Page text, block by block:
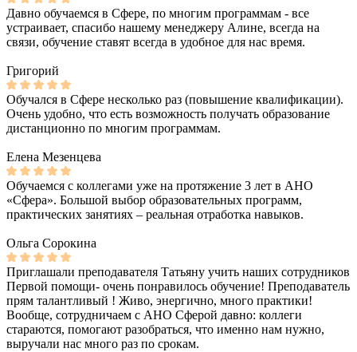
Давно обучаемся в Сфере, по многим программам - все
устраивает, спасибо нашему менеджеру Алине, всегда на
связи, обучение ставят всегда в удобное для нас время.
Григорий
Обучался в Сфере несколько раз (повышение квалификации).
Очень удобно, что есть возможность получать образование
дистанционно по многим программам.
Елена Мезенцева
Обучаемся с коллегами уже на протяжение 3 лет в АНО
«Сфера». Большой выбор образовательных программ,
практических занятиях – реальная отработка навыков.
Ольга Сорокина
Приглашали преподавателя Татьяну учить наших сотрудников
Первой помощи- очень понравилось обучение! Преподаватель
прям талантливый ! Живо, энергично, много практики!
Вообще, сотрудничаем с АНО Сферой давно: коллеги
стараются, помогают разобраться, что именно нам нужно,
выручали нас много раз по срокам.